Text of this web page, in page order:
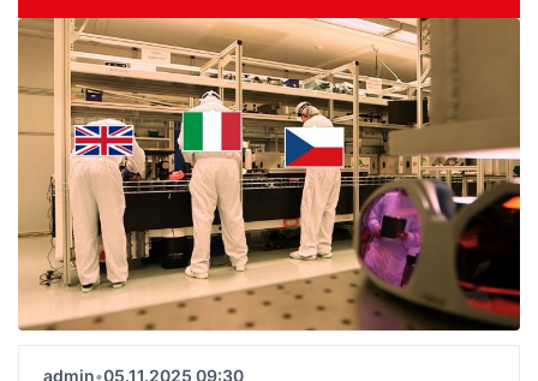
admin•05.11.2025 09:30